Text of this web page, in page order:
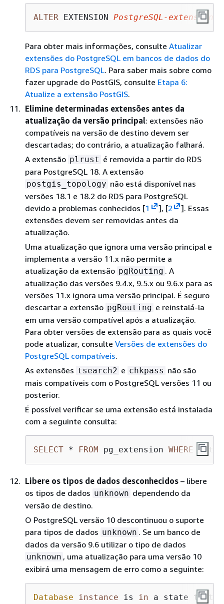
ALTER EXTENSION PostgreSQL -extension
Para obter mais informações, consulte Atualizar
extensões do PostgreSQL em bancos de dados do
RDS para PostgreSQL. Para saber mais sobre como
fazer upgrade do PostGIS, consulte Etapa 6:
Atualize a extensão PostGIS.
Elimine determinadas extensões antes da
atualização da versão principal: extensões não
compatíveis na versão de destino devem ser
descartadas; do contrário, a atualização falhará.
A extensão plrust é removida a partir do RDS
para PostgreSQL 18. A extensão
postgis_topology não está disponível nas
versões 18.1 e 18.2 do RDS para PostgreSQL
devido a problemas conhecidos [1 ], [2
]. Essas
extensões devem ser removidas antes da
atualização.
Uma atualização que ignora uma versão principal e
implementa a versão 11.x não permite a
atualização da extensão pgRouting . A
atualização das versões 9.4.x, 9.5.x ou 9.6.x para as
versões 11.x ignora uma versão principal. É seguro
descartar a extensão pgRouting e reinstalá-la
em uma versão compatível após a atualização.
Para obter versões de extensão para as quais você
pode atualizar, consulte Versões de extensões do
PostgreSQL compatíveis.
As extensões tsearch2 e chkpass não são
mais compatíveis com o PostgreSQL versões 11 ou
posterior.
É possível verificar se uma extensão está instalada
com a seguinte consulta:
SELECT * FROM pg_extension WHERE
Libere os tipos de dados desconhecidos – libere
os tipos de dados unknown dependendo da
versão de destino.
O PostgreSQL versão 10 descontinuou o suporte
para tipos de dados unknown . Se um banco de
dados da versão 9.6 utilizar o tipo de dados
unknown , uma atualização para uma versão 10
exibirá uma mensagem de erro como a seguinte:
Database instance is in a state that